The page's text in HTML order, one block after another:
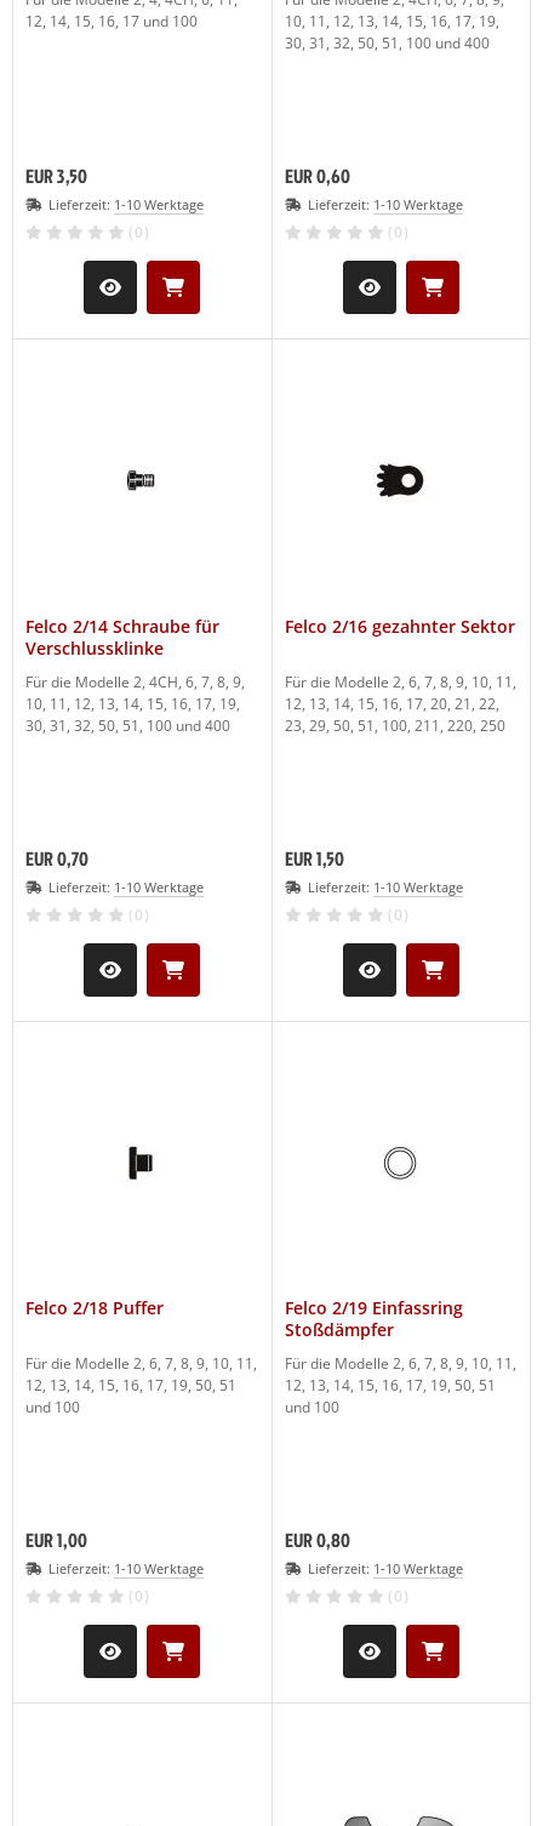
12, 14, 15, 16, 17 und 100
EUR 3,50
Lieferzeit: 1-10 Werktage
(0)
10, 11, 12, 13, 14, 15, 16, 17, 19,
30, 31, 32, 50, 51, 100 und 400
EUR 0,60
Lieferzeit: 1-10 Werktage
(0)
Felco 2/14 Schraube für
Verschlussklinke
Für die Modelle 2, 4CH, 6, 7, 8, 9,
10, 11, 12, 13, 14, 15, 16, 17, 19,
30, 31, 32, 50, 51, 100 und 400
EUR 0,70
Lieferzeit: 1-10 Werktage
(0)
Felco 2/16 gezahnter Sektor
Für die Modelle 2, 6, 7, 8, 9, 10, 11,
12, 13, 14, 15, 16, 17, 20, 21, 22,
23, 29, 50, 51, 100, 211, 220, 250
EUR 1,50
Lieferzeit: 1-10 Werktage
(0)
Felco 2/18 Puffer
Für die Modelle 2, 6, 7, 8, 9, 10, 11,
12, 13, 14, 15, 16, 17, 19, 50, 51
und 100
EUR 1,00
Lieferzeit: 1-10 Werktage
(0)
Felco 2/19 Einfassring
Stoßdämpfer
Für die Modelle 2, 6, 7, 8, 9, 10, 11,
12, 13, 14, 15, 16, 17, 19, 50, 51
und 100
EUR 0,80
Lieferzeit: 1-10 Werktage
(0)